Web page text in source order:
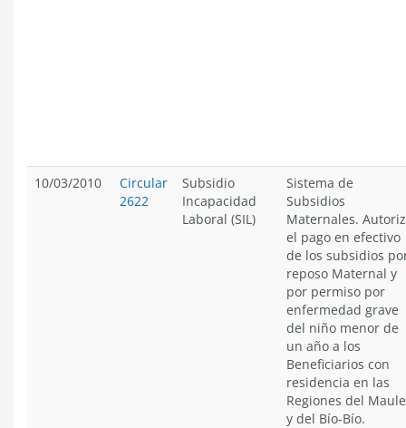
10/03/2010
Circular
2622
Subsidio
Incapacidad
Laboral (SIL)
Sistema de
Subsidios
Maternales.
el pago en efectivo
de los subsidios
reposo Maternal y
por permiso por
enfermedad grave
del niño menor de
un año a los
Beneficiarios con
residencia en las
Regiones del Maule
y del Bío-Bío.